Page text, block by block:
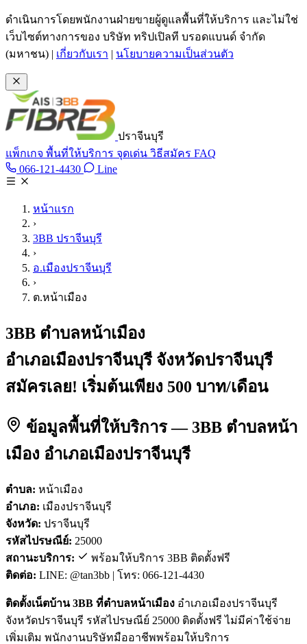
ข้ามไปเนื้อหาหลัก
ดำเนินการโดยพนักงานฝ่ายขายผู้ดูแลพื้นที่ให้บริการ และไม่ใช่
เว็บไซต์ทางการของ บริษัท ทริปเปิลที บรอดแบนด์ จำกัด
(มหาชน) | เกี่ยวกับเรา | นโยบายความเป็นส่วนตัว
ปราจีนบุรี
แพ็กเกจ พื้นที่ให้บริการ จุดเด่น วิธีสมัคร FAQ
066-121-4430 โทร 066-121-4430
LineLine @tan3bb
หน้าแรก
›
3BB ปราจีนบุรี
›
อ.เมืองปราจีนบุรี
›
ต.หน้าเมือง
3BB ตำบลหน้าเมือง
อำเภอเมืองปราจีนบุรี จังหวัดปราจีนบุรี
สมัครเลย! เริ่มต้นเพียง 500 บาท/เดือน
ข้อมูลพื้นที่ให้บริการ — 3BB ตำบลหน้า
เมือง อำเภอเมืองปราจีนบุรี
ตำบล: หน้าเมือง
อำเภอ: เมืองปราจีนบุรี
จังหวัด: ปราจีนบุรี
รหัสไปรษณีย์: 25000
สถานะบริการ:
พร้อมให้บริการ 3BB ติดตั้งฟรี
ติดต่อ: LINE: @tan3bb | โทร: 066-121-4430
ติดตั้งเน็ตบ้าน 3BB ที่ตำบลหน้าเมือง อำเภอเมืองปราจีนบุรี
จังหวัดปราจีนบุรี รหัสไปรษณีย์ 25000 ติดตั้งฟรี ไม่มีค่าใช้จ่าย
เพิ่มเติม พนักงานบริษัทมืออาชีพพร้อมให้บริการ